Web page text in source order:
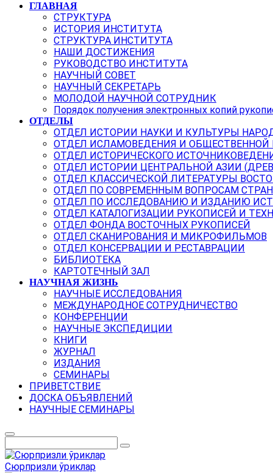
ГЛАВНАЯ
СТРУКТУРА
ИСТОРИЯ ИНСТИТУТА
СТРУКТУРА ИНСТИТУТА
НАШИ ДОСТИЖЕНИЯ
РУКОВОДСТВО ИНСТИТУТА
НАУЧНЫЙ СОВЕТ
НАУЧНЫЙ СЕКРЕТАРЬ
МОЛОДОЙ НАУЧНОЙ СОТРУДНИК
Порядок получения электронных копий
ОТДЕЛЫ
ОТДЕЛ ИСТОРИИ НАУКИ И КУЛЬТУРЫ
ОТДЕЛ ИСЛАМОВЕДЕНИЯ И
ОТДЕЛ ИСТОРИЧЕСКОГО
ОТДЕЛ ИСТОРИИ ЦЕНТРАЛЬНОЙ АЗИИ
ОТДЕЛ КЛАССИЧЕСКОЙ ЛИТЕРАТУРЫ
ОТДЕЛ ПО СОВРЕМЕННЫМ ВОПРОСАМ
ОТДЕЛ ПО ИССЛЕДОВАНИЮ И ИЗДАНИЮ
ОТДЕЛ КАТАЛОГИЗАЦИИ РУКОПИСЕЙ И
ОТДЕЛ ФОНДА ВОСТОЧНЫХ РУКОПИСЕЙ
ОТДЕЛ СКАНИРОВАНИЯ И МИКРОФИЛЬМОВ
ОТДЕЛ КОНСЕРВАЦИИ И РЕСТАВРАЦИИ
БИБЛИОТЕКА
КАРТОТЕЧНЫЙ ЗАЛ
НАУЧНАЯ ЖИЗНЬ
НАУЧНЫЕ ИССЛЕДОВАНИЯ
МЕЖДУНАРОДНОЕ СОТРУДНИЧЕСТВО
КОНФЕРЕНЦИИ
НАУЧНЫЕ ЭКСПЕДИЦИИ
КНИГИ
ЖУРНАЛ
ИЗДАНИЯ
СЕМИНАРЫ
ПРИВЕТСТВИЕ
ДОСКА ОБЪЯВЛЕНИЙ
НАУЧНЫЕ СЕМИНАРЫ
Сюрпризли ўриклар